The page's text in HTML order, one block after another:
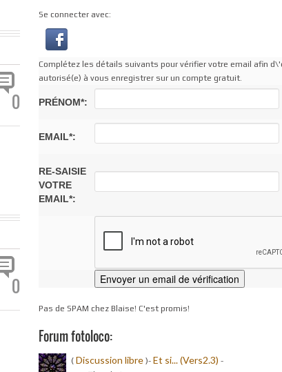
0
0
Se connecter avec:
Complétez les détails suivants pour vérifier votre email afin
autorisé(e) à vous enregistrer sur un compte gratuit.
PRÉNOM*:
EMAIL*:
RE-SAISIE
VOTRE
EMAIL*:
Pas de SPAM chez Blaise! C'est promis!
Forum fotoloco:
( Discussion libre)- Et si... (Vers2.3) -